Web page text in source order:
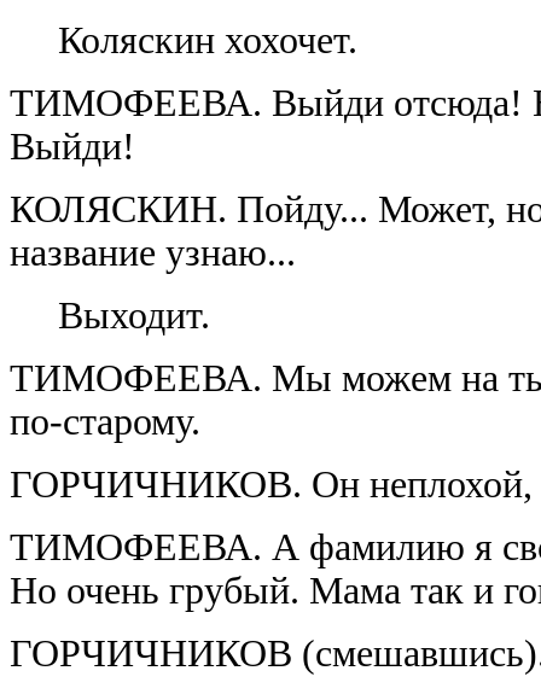
Коляскин хохочет.
ТИМОФЕЕВА. Выйди отсюда!
Выйди!
КОЛЯСКИН. Пойду... Может,
название узнаю...
Выходит.
ТИМОФЕЕВА. Мы можем на ты
по-старому.
ГОРЧИЧНИКОВ. Он неплохой,
ТИМОФЕЕВА. А фамилию я
Но очень грубый. Мама так и
ГОРЧИЧНИКОВ (смешавшись).